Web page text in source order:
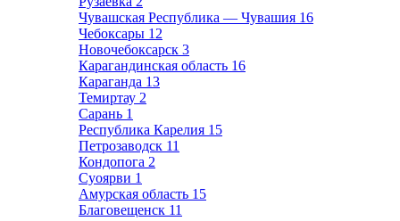
Чувашская Республика — Чувашия 16
Чебоксары 12
Новочебоксарск 3
Карагандинская область 16
Караганда 13
Темиртау 2
Сарань 1
Республика Карелия 15
Петрозаводск 11
Кондопога 2
Суоярви 1
Амурская область 15
Благовещенск 11